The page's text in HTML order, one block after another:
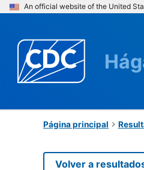
An official website of the United
Página principal
Volver a